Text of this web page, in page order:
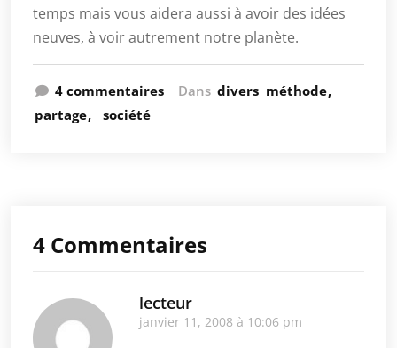
temps mais vous aidera aussi à avoir des idées
neuves, à voir autrement notre planète.
4 commentaires Dans divers méthode
partage
société
4 Commentaires
lecteur
janvier 11, 2008 à 10:06 pm